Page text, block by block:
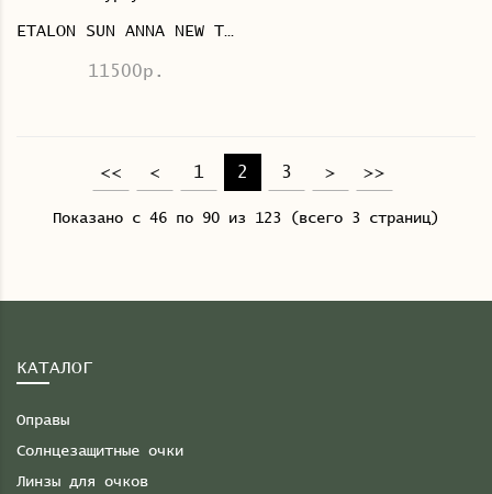
ETALON SUN ANNA NEW ТУРТУАЗ
11500р.
<< < 1 2 3 > >>
Показано с 46 по 90 из 123 (всего 3 страниц)
КАТАЛОГ
Оправы
Солнцезащитные очки
Линзы для очков